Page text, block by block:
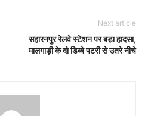
Next article
सहारनपुर रेलवे स्टेशन पर बड़ा हादसा,
मालगाड़ी के दो डिब्बे पटरी से उतरे नीचे